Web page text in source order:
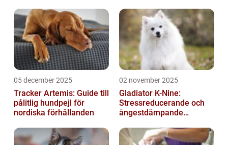
05 december 2025
Tracker Artemis: Guide till
pålitlig hundpejl för
nordiska förhållanden
02 november 2025
Gladiator K-Nine:
Stressreducerande och
ångestdämpande